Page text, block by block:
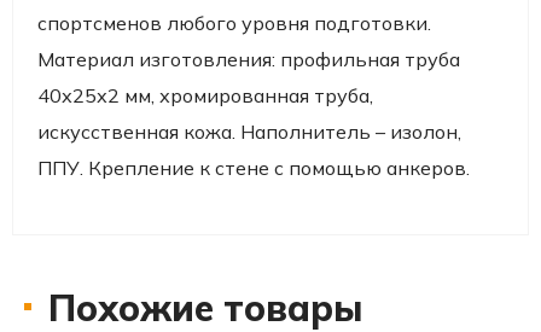
спортсменов любого уровня подготовки.
Материал изготовления: профильная труба
40х25х2 мм, хромированная труба,
искусственная кожа. Наполнитель – изолон,
ППУ. Крепление к стене с помощью анкеров.
Похожие товары